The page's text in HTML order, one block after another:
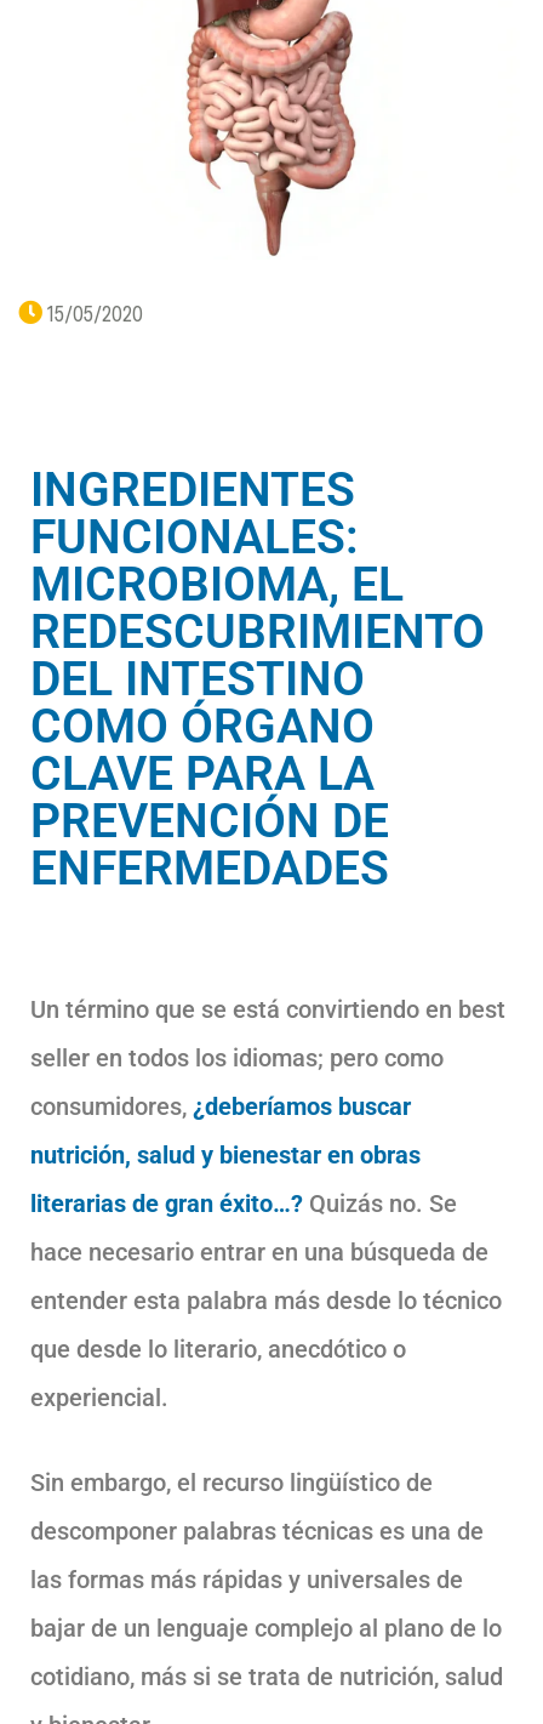
15/05/2020
INGREDIENTES
FUNCIONALES:
MICROBIOMA, EL
REDESCUBRIMIENTO
DEL INTESTINO
COMO ÓRGANO
CLAVE PARA LA
PREVENCIÓN DE
ENFERMEDADES
Un término que se está convirtiendo en best
seller en todos los idiomas; pero como
consumidores, ¿deberíamos buscar
nutrición, salud y bienestar en obras
literarias de gran éxito…? Quizás no. Se
hace necesario entrar en una búsqueda de
entender esta palabra más desde lo técnico
que desde lo literario, anecdótico o
experiencial.
Sin embargo, el recurso lingüístico de
descomponer palabras técnicas es una de
las formas más rápidas y universales de
bajar de un lenguaje complejo al plano de lo
cotidiano, más si se trata de nutrición, salud